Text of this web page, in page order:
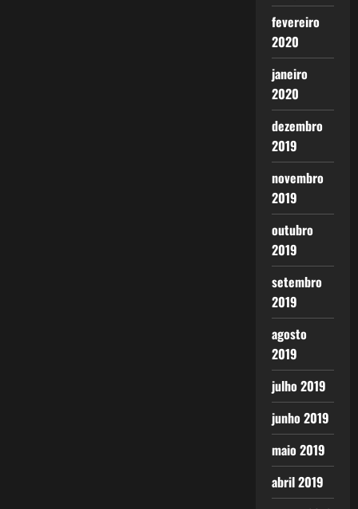
fevereiro
2020
janeiro
2020
dezembro
2019
novembro
2019
outubro
2019
setembro
2019
agosto
2019
julho 2019
junho 2019
maio 2019
abril 2019